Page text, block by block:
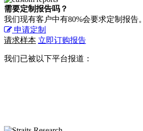
需要定制报告吗？
我们现有客户中有80%会要求定制报告。
申请定制
请求样本 立即订购报告
我们已被以下平台报道：